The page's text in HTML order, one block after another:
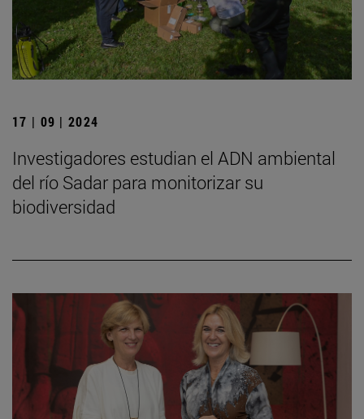
17 | 09 | 2024
Investigadores estudian el ADN ambiental
del río Sadar para monitorizar su
biodiversidad